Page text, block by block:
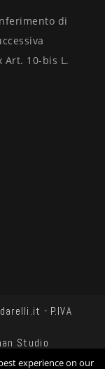
di
10-bis L.
- P.IVA
Studio
experience on our